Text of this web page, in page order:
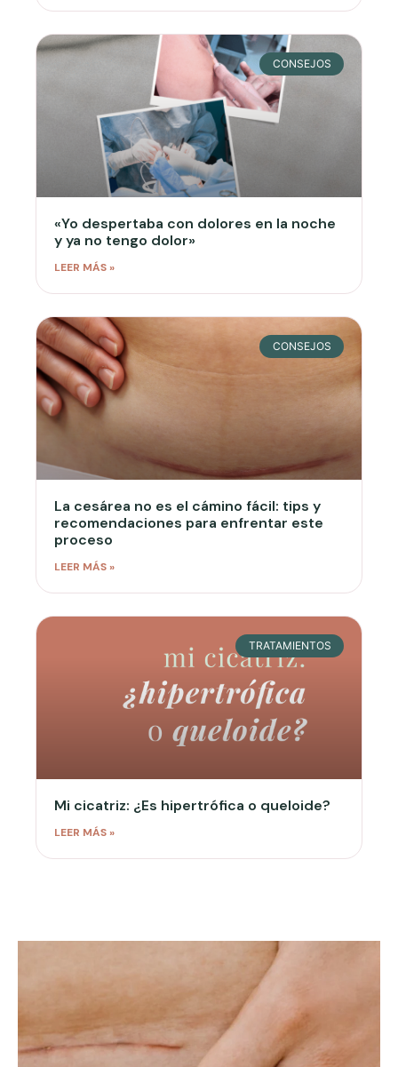
CONSEJOS
«Yo despertaba con dolores en la noche
y ya no tengo dolor»
LEER MÁS »
CONSEJOS
La cesárea no es el cámino fácil: tips y
recomendaciones para enfrentar este
proceso
LEER MÁS »
TRATAMIENTOS
Mi cicatriz: ¿Es hipertrófica o queloide?
LEER MÁS »